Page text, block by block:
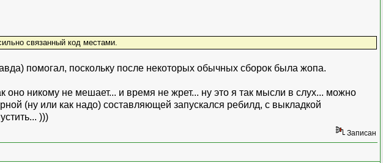
связанный код местами.
помогал, поскольку после некоторых обычных сборок была жопа.
никому не мешает... и время не жрет... ну это я так мысли в слух... можно
(ну или как надо) составляющей запускался ребилд, с выкладкой
)))
Записан